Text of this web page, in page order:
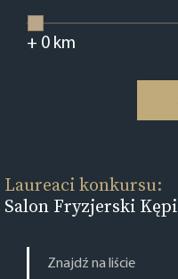
+ 0km
Laureaci konkursu:
Salon Fryzjerski